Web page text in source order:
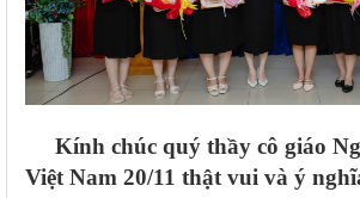
Kính chúc quý thầy cô giáo
Việt Nam 20/11 thật vui và ý